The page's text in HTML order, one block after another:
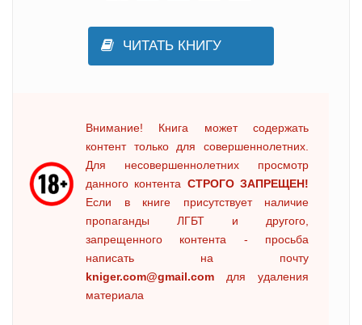
ЧИТАТЬ КНИГУ
Внимание! Книга может содержать
контент только для совершеннолетних.
Для несовершеннолетних просмотр
данного контента СТРОГО ЗАПРЕЩЕН!
Если в книге присутствует наличие
пропаганды ЛГБТ и другого,
запрещенного контента - просьба
написать на почту
kniger.com@gmail.com для удаления
материала